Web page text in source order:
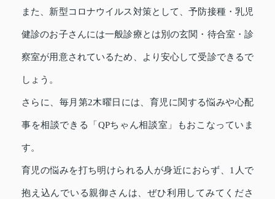
また、新型コロナウイルス対策として、予防接種・乳児
健診のお子さんには一般診療とは別の玄関・待合室・診
察室が用意されているため、より安心して受診できるで
しょう。
さらに、毎月第2木曜日には、育児に関する悩みや心配
事を相談できる「QPちゃん相談室」もおこなっていま
す。
育児の悩みを打ち明けられる人が身近におらず、1人で
抱え込んでいる親御さんは、ぜひ利用してみてくださ